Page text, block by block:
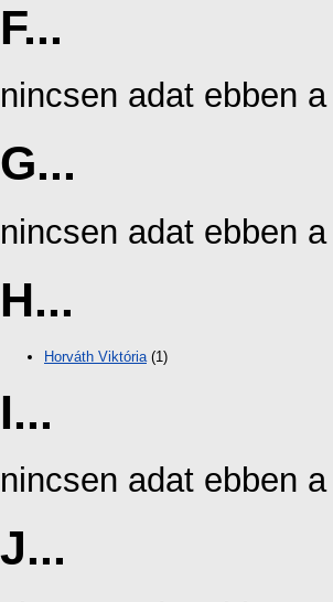
F...
nincsen adat ebben
G...
nincsen adat ebben
H...
Horváth Viktória (1)
I...
nincsen adat ebben
J...